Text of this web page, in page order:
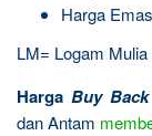
Harga
LM= Logam Mulia
HargaBuy
dan Antam